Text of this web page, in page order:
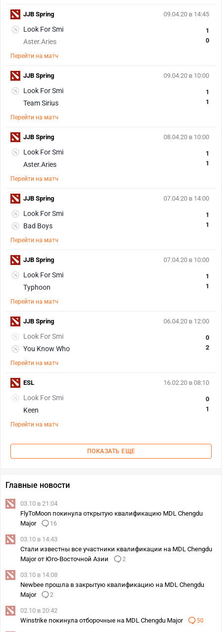
09.04.20 в 14:45
Look For Smi
Aster.Aries
1
0
Перейти на матч
JJB Spring
09.04.20 в 10:00
Look For Smi
Team Sirius
1
1
Перейти на матч
JJB Spring
08.04.20 в 10:00
Look For Smi
Aster.Aries
1
1
Перейти на матч
JJB Spring
07.04.20 в 14:00
Look For Smi
Bad Boys
1
1
Перейти на матч
JJB Spring
07.04.20 в 10:00
Look For Smi
Typhoon
1
1
Перейти на матч
JJB Spring
06.04.20 в 12:00
Look For Smi
You Know Who
0
2
Перейти на матч
JJB Spring
16.02.20 в 08:10
Look For Smi
Keen
0
1
Перейти на матч
ESL
ПОКАЗАТЬ ЕЩЕ
Главные новости
03.10 в 21:04
FlyToMoon покинула открытую квалификацию MDL Chengdu
Major
16
03.10 в 14:43
Стали известны все участники квалификации на MDL Chengdu
Major от Юго-Восточной Азии
2
03.10 в 14:08
Newbee прошла в закрытую квалификацию на MDL Chengdu
Major
2
02.10 в 20:42
Winstrike покинула отборочные на MDL Chengdu Major
50